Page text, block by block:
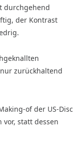
durchgehend
der Kontrast
zurückhaltend
of der US-Disc
statt dessen